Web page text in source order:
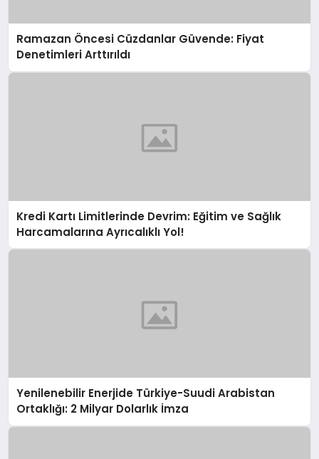
Ramazan Öncesi Cüzdanlar Güvende: Fiyat
Denetimleri Arttırıldı
Kredi Kartı Limitlerinde Devrim: Eğitim ve Sağlık
Harcamalarına Ayrıcalıklı Yol!
Yenilenebilir Enerjide Türkiye-Suudi Arabistan
Ortaklığı: 2 Milyar Dolarlık İmza